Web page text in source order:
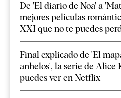
De 'El diario de Noa' a
mejores películas
XXI que no te puedes
Final explicado de 'El
anhelos', la serie de Alice
puedes ver en Netflix